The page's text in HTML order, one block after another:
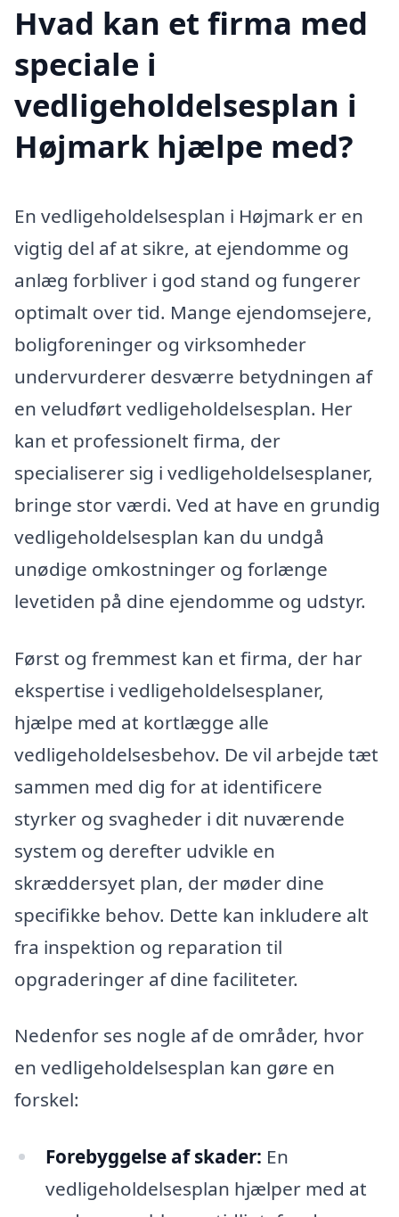
Hvad kan et firma med
speciale i
vedligeholdelsesplan i
Højmark hjælpe med?
En vedligeholdelsesplan i Højmark er en
vigtig del af at sikre, at ejendomme og
anlæg forbliver i god stand og fungerer
optimalt over tid. Mange ejendomsejere,
boligforeninger og virksomheder
undervurderer desværre betydningen af
en veludført vedligeholdelsesplan. Her
kan et professionelt firma, der
specialiserer sig i vedligeholdelsesplaner,
bringe stor værdi. Ved at have en grundig
vedligeholdelsesplan kan du undgå
unødige omkostninger og forlænge
levetiden på dine ejendomme og udstyr.
Først og fremmest kan et firma, der har
ekspertise i vedligeholdelsesplaner,
hjælpe med at kortlægge alle
vedligeholdelsesbehov. De vil arbejde tæt
sammen med dig for at identificere
styrker og svagheder i dit nuværende
system og derefter udvikle en
skræddersyet plan, der møder dine
specifikke behov. Dette kan inkludere alt
fra inspektion og reparation til
opgraderinger af dine faciliteter.
Nedenfor ses nogle af de områder, hvor
en vedligeholdelsesplan kan gøre en
forskel:
Forebyggelse af skader: En
vedligeholdelsesplan hjælper med at